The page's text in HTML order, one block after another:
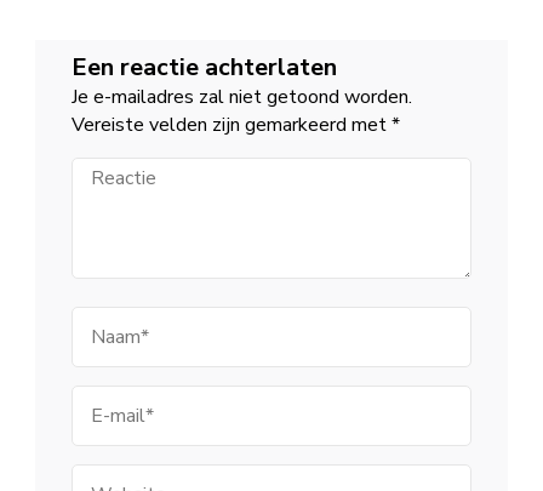
Een reactie achterlaten
Je e-mailadres zal niet getoond worden.
Vereiste velden zijn gemarkeerd met*
Reactie
mail